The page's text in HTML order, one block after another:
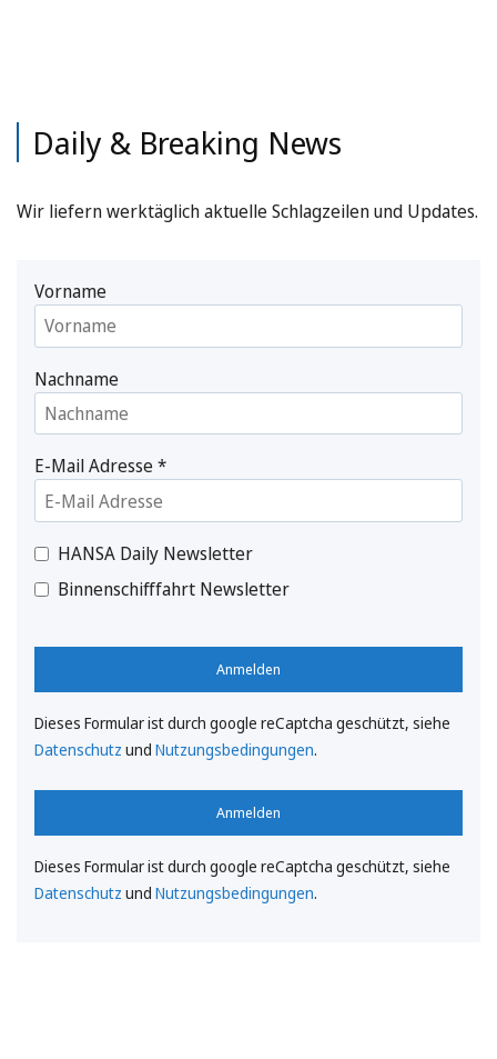
Daily & Breaking News
Wir liefern werktäglich aktuelle Schlagzeilen und Updates.
Vorname
Nachname
E-Mail Adresse*
HANSA Daily Newsletter
Binnenschifffahrt Newsletter
Anmelden
Dieses Formular ist durch google reCaptcha geschützt, siehe
Datenschutz und Nutzungsbedingungen.
Anmelden
Dieses Formular ist durch google reCaptcha geschützt, siehe
Datenschutz und Nutzungsbedingungen.